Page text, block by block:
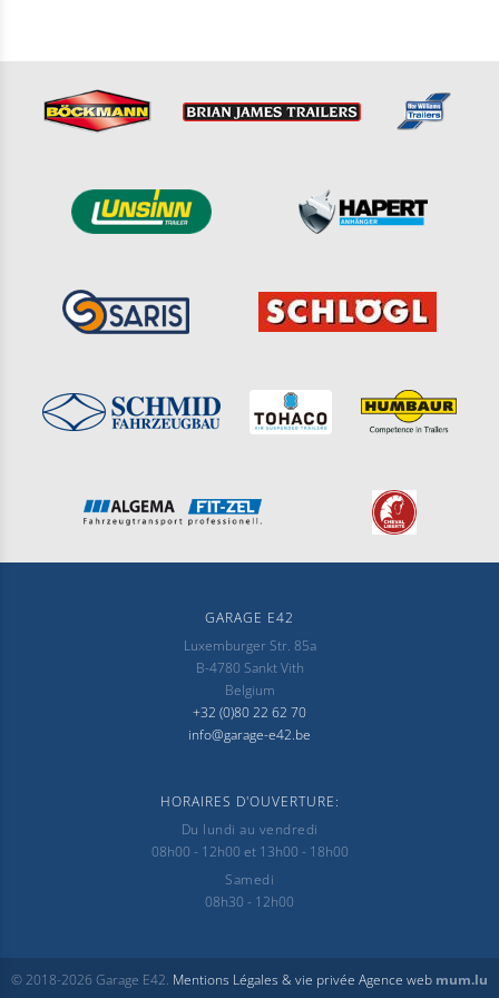
GARAGE E42
Luxemburger Str. 85a
B-4780 Sankt Vith
Belgium
+32 (0)80 22 62 70
info@garage-e42.be
HORAIRES D'OUVERTURE:
Du lundi au vendredi
08h00 - 12h00 et 13h00 - 18h00
Samedi
08h30 - 12h00
© 2018-2026 Garage E42. Mentions Légales & vie privée Agence web mum.lu